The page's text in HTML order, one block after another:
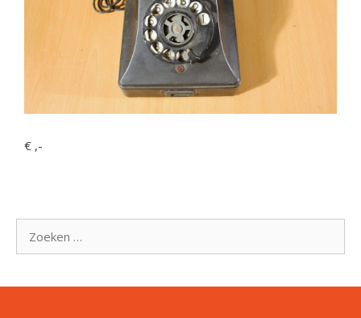
€ ,-
naar: